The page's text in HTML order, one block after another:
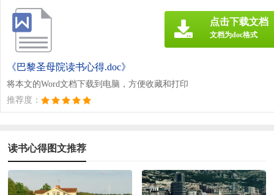
《巴黎圣母院读书心得.doc》
将本文的Word文档下载到电脑，方便收藏和打印
推荐度：
点击下载文档
文档为doc格式
读书心得图文推荐